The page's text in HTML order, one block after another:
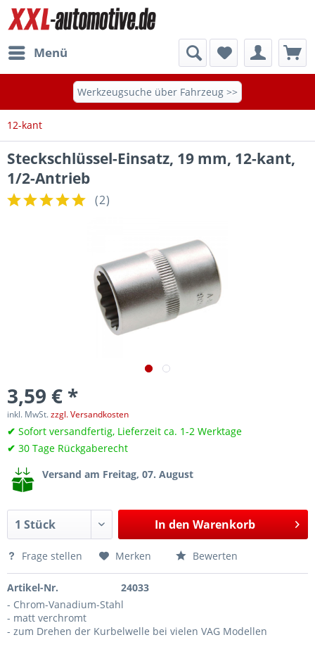
Menü
Werkzeugsuche über Fahrzeug >>
12-kant
Steckschlüssel-Einsatz, 19 mm, 12-kant,
1/2-Antrieb
(2)
3,59 € *
inkl. MwSt.zzgl. Versandkosten
✔ Sofort versandfertig, Lieferzeit ca. 1-2 Werktage
✔ 30 Tage Rückgaberecht
Versand am Freitag, 07. August
In den Warenkorb
Frage stellen Merken Bewerten
Artikel-Nr.
24033
- Chrom-Vanadium-Stahl
- matt verchromt
- zum Drehen der Kurbelwelle bei vielen VAG Modellen